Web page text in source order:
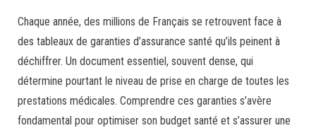
Chaque année, des millions de Français se retrouvent face à
des tableaux de garanties d’assurance santé qu’ils peinent à
déchiffrer. Un document essentiel, souvent dense, qui
détermine pourtant le niveau de prise en charge de toutes les
prestations médicales. Comprendre ces garanties s’avère
fondamental pour optimiser son budget santé et s’assurer une